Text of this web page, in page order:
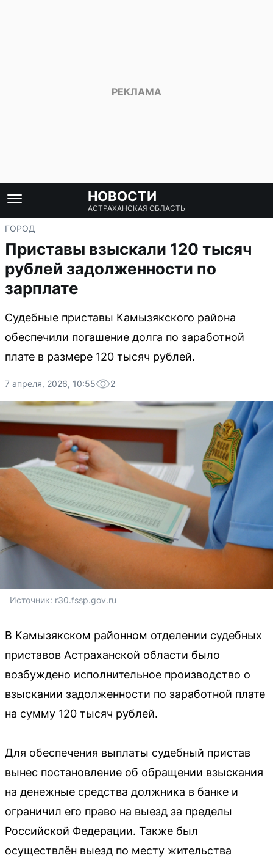
НОВОСТИ
АСТРАХАНСКАЯ ОБЛАСТЬ
ГОРОД
Приставы взыскали 120 тысяч
рублей задолженности по
зарплате
Судебные приставы Камызякского района
обеспечили погашение долга по заработной
плате в размере 120 тысяч рублей.
7 апреля, 2026, 10:55 2
Источник: r30.fssp.gov.ru
В Камызякском районном отделении судебных
приставов Астраханской области было
возбуждено исполнительное производство о
взыскании задолженности по заработной плате
на сумму 120 тысяч рублей.
Для обеспечения выплаты судебный пристав
вынес постановление об обращении взыскания
на денежные средства должника в банке и
ограничил его право на выезд за пределы
Российской Федерации. Также был
осуществлён выезд по месту жительства